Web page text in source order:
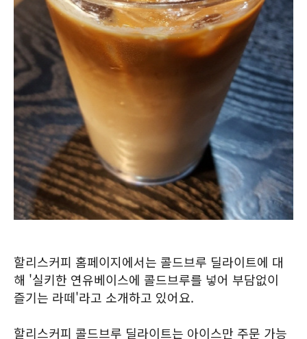
할리스커피 홈페이지에서는 콜드브루 딜라이트에 대
해 '실키한 연유베이스에 콜드브루를 넣어 부담없이
즐기는 라떼'라고 소개하고 있어요.
할리스커피 콜드브루 딜라이트는 아이스만 주문 가능